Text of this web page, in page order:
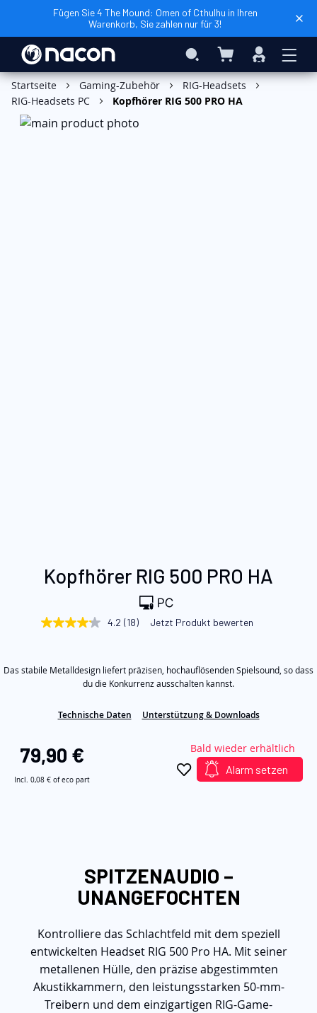
Fügen Sie 4 The Mound: Omen of Cthulhu in Ihren
Warenkorb, Sie zahlen nur für 3!
Search Mein Warenkorb
Anmelden
Startseite Gaming-Zubehör
RIG-Headsets
RIG-Headsets PC
Kopfhörer RIG 500 PRO HA
Zum
Anfang
Bildgalerie
springen
Kopfhörer RIG 500 PRO HA
4.2
Durchschnittswert
auf
derselben
Seite.
4.2 (18) Jetzt Produkt bewerten
Das stabile Metalldesign liefert präzisen, hochauflösenden Spielsound, so dass
du die Konkurrenz ausschalten kannst.
Technische Daten Unterstützung & Downloads
79,90 €
Incl. 0,08 € of eco part
Bald wieder erhältlich
Alarm setzen
SPITZENAUDIO −
UNANGEFOCHTEN
Kontrolliere das Schlachtfeld mit dem speziell
entwickelten Headset RIG 500 Pro HA. Mit seiner
metallenen Hülle, den präzise abgestimmten
Akustikkammern, den leistungsstarken 50-mm-
Treibern und dem einzigartigen RIG-Game-